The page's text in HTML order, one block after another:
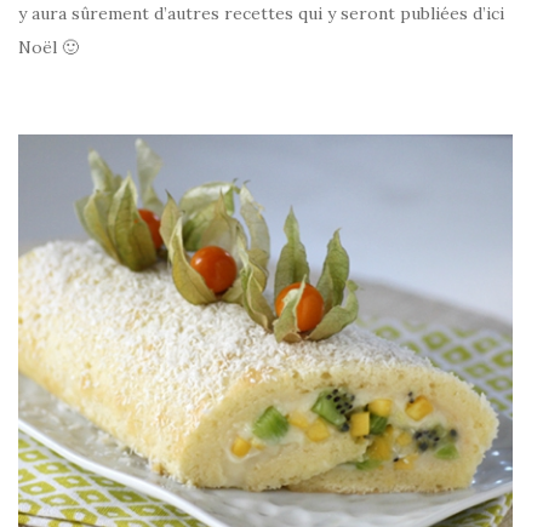
y aura sûrement d’autres recettes qui y seront publiées d’ici
Noël 🙂